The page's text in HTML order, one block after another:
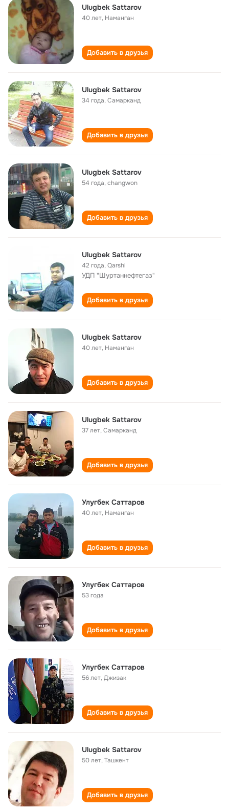
Ulugbek Sattarov
40 лет, Наманган
Добавить в друзья
Ulugbek Sattarov
34 года,Самарканд
Добавить в друзья
Ulugbek Sattarov
54 года,changwon
Добавить в друзья
Ulugbek Sattarov
42 года,Qarshi
УДП "Шуртаннефтегаз"
Добавить в друзья
Ulugbek Sattarov
40 лет, Наманган
Добавить в друзья
Ulugbek Sattarov
37 лет,Самарканд
Добавить в друзья
Улугбек Саттаров
40 лет, Наманган
Добавить в друзья
Улугбек Саттаров
53 года
Добавить в друзья
Улугбек Саттаров
56 лет,Джизак
Добавить в друзья
Ulugbek Sattarov
50 лет,Ташкент
Добавить в друзья